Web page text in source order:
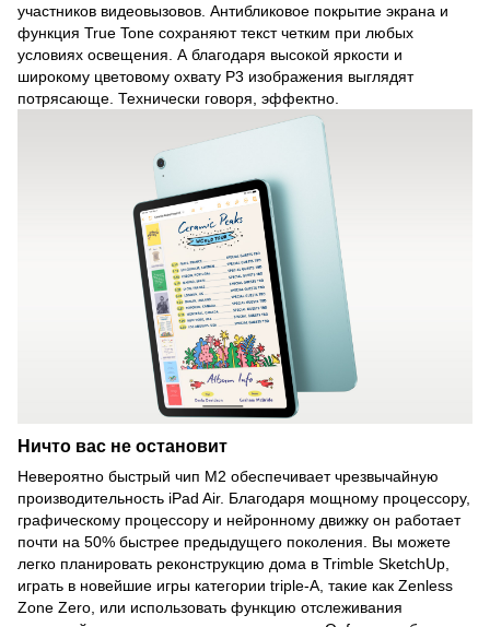
участников видеовызовов. Антибликовое покрытие экрана и
функция True Tone сохраняют текст четким при любых
условиях освещения. А благодаря высокой яркости и
широкому цветовому охвату P3 изображения выглядят
потрясающе. Технически говоря, эффектно.
Ничто вас не остановит
Невероятно быстрый чип M2 обеспечивает чрезвычайную
производительность iPad Air. Благодаря мощному процессору,
графическому процессору и нейронному движку он работает
почти на 50% быстрее предыдущего поколения. Вы можете
легко планировать реконструкцию дома в Trimble SketchUp,
играть в новейшие игры категории triple-A, такие как Zenless
Zone Zero, или использовать функцию отслеживания